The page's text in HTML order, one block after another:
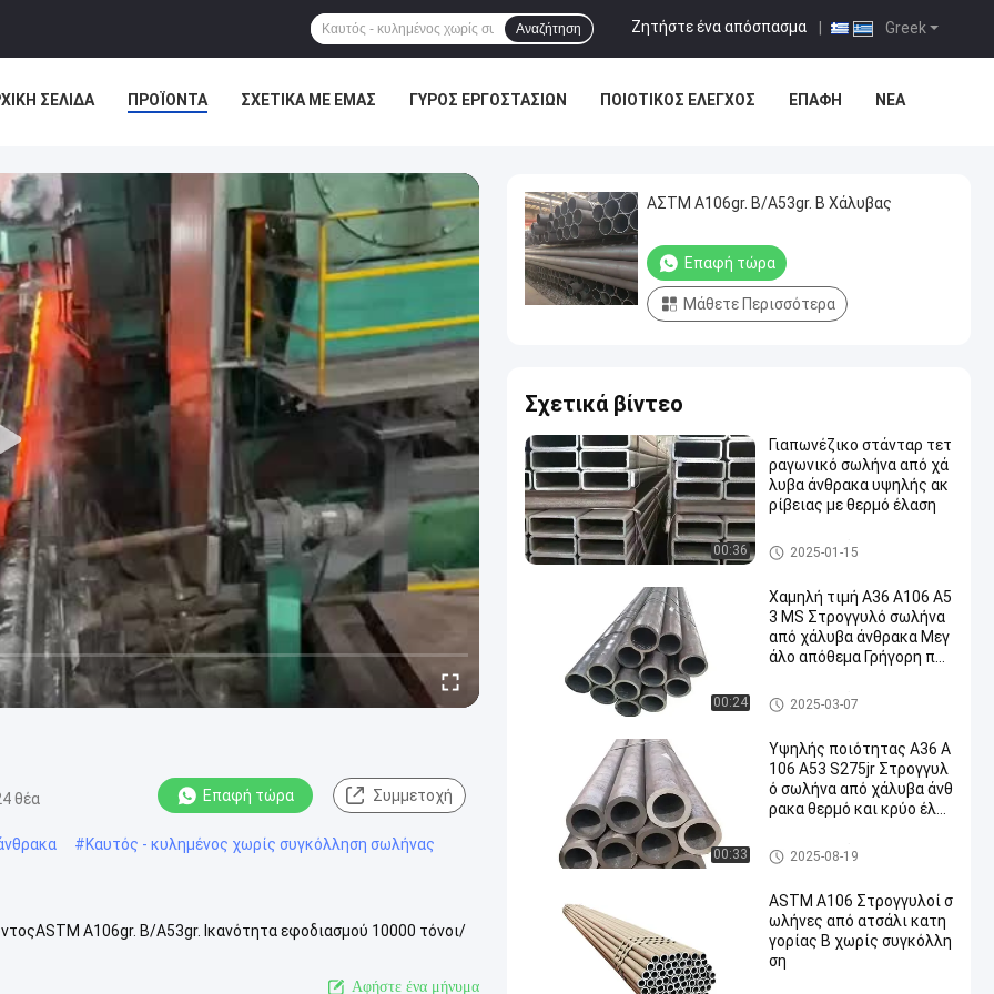
Greek
Ζητήστε ένα απόσπασμα
Αναζήτηση
ΣΕΛΊΔΑ ΠΡΟΪΌΝΤΑ ΣΧΕΤΙΚΆ ΜΕ ΕΜΆΣ ΓΎΡΟΣ ΕΡΓΟΣΤΑΣΊΩΝ ΠΟΙΟΤΙΚΌΣ ΈΛΕΓΧΟΣ ΕΠΑΦΉ ΝΈΑ
θέα Επαφή τώρα Συμμετοχή
#Καυτός - κυλημένος χωρίς συγκόλληση σωλήνας
A106gr. B/A53gr. Ικανότητα εφοδιασμού 10000 τόνοι/
Αφήστε ένα μήνυμα
ΑΣTM A106gr. B/A53gr. B Χάλυβας
Επαφή τώρα
Μάθετε Περισσότερα
Σχετικά βίντεο
00:36
Γιαπωνέζικο στάνταρ τετ
ραγωνικό σωλήνα από χά
λυβα άνθρακα υψηλής ακ
ρίβειας με θερμό έλαση
Χωρίς συγκόλληση σωλήνε
ς χάλυβα
2025-01-15
00:24
Χαμηλή τιμή A36 A106 A5
3 MS Στρογγυλό σωλήνα
από χάλυβα άνθρακα Μεγ
άλο απόθεμα Γρήγορη παρ
Χωρίς συγκόλληση σωλήνε
ς χάλυβα
2025-03-07
00:33
Υψηλής ποιότητας A36 A
106 A53 S275jr Στρογγυλ
ό σωλήνα από χάλυβα άνθ
ρακα θερμό και κρύο έλα
Χωρίς συγκόλληση σωλήνε
ς χάλυβα
2025-08-19
ASTM A106 Στρογγυλοί σ
ωλήνες από ατσάλι κατη
γορίας Β χωρίς συγκόλλη
ση